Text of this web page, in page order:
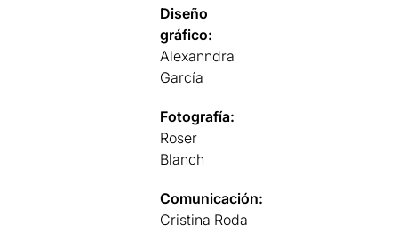
Diseño
gráfico:
Alexanndra
García
Fotografía:
Roser
Blanch
Comunicación:
Cristina Roda